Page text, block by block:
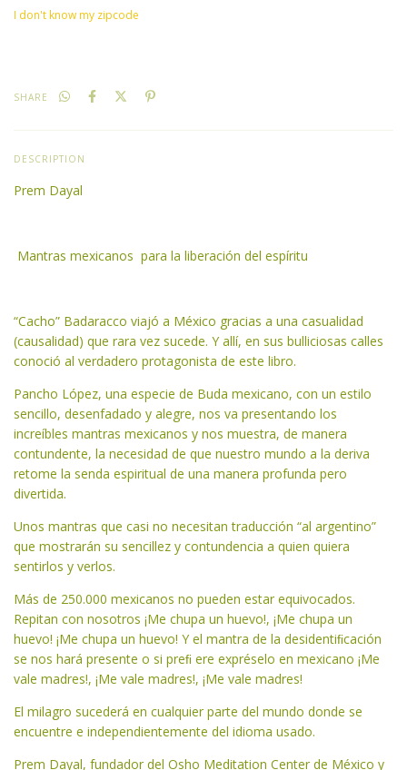
I don't know my zipcode
SHARE
DESCRIPTION
Prem Dayal
Mantras mexicanos para la liberación del espíritu
“Cacho” Badaracco viajó a México gracias a una casualidad
(causalidad) que rara vez sucede. Y allí, en sus bulliciosas calles
conoció al verdadero protagonista de este libro.
Pancho López, una especie de Buda mexicano, con un estilo
sencillo, desenfadado y alegre, nos va presentando los
increíbles mantras mexicanos y nos muestra, de manera
contundente, la necesidad de que nuestro mundo a la deriva
retome la senda espiritual de una manera profunda pero
divertida.
Unos mantras que casi no necesitan traducción “al argentino”
que mostrarán su sencillez y contundencia a quien quiera
sentirlos y verlos.
Más de 250.000 mexicanos no pueden estar equivocados.
Repitan con nosotros ¡Me chupa un huevo!, ¡Me chupa un
huevo! ¡Me chupa un huevo! Y el mantra de la desidentiﬁcación
se nos hará presente o si preﬁ ere expréselo en mexicano ¡Me
vale madres!, ¡Me vale madres!, ¡Me vale madres!
El milagro sucederá en cualquier parte del mundo donde se
encuentre e independientemente del idioma usado.
Prem Dayal, fundador del Osho Meditation Center de México y